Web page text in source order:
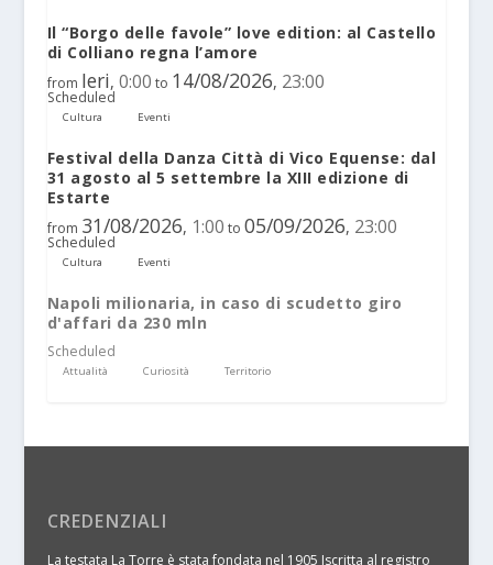
Il “Borgo delle favole” love edition: al Castello
di Colliano regna l’amore
from Ieri, 0:00 to 14/08/2026, 23:00
Scheduled
Cultura Eventi
Festival della Danza Città di Vico Equense: dal
31 agosto al 5 settembre la XIII edizione di
Estarte
from 31/08/2026, 1:00 to 05/09/2026, 23:00
Scheduled
Cultura Eventi
Napoli milionaria, in caso di scudetto giro
d'affari da 230 mln
Scheduled
Attualità Curiosità Territorio
CREDENZIALI
La testata La Torre è stata fondata nel 1905 Iscritta al registro